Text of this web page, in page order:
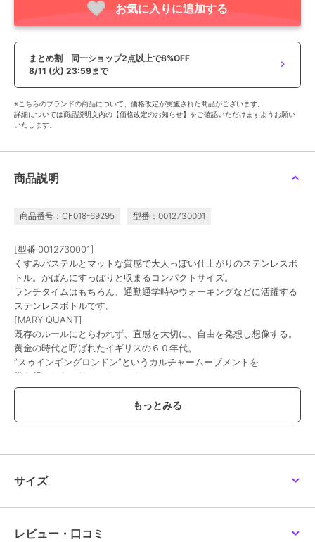
お気に入りに追加する
まとめ割 同一ショップ2点以上で8%OFF
8/11 (火) 23:59まで
※こちらのブランドの商品について、価格改定が実施された商品がございます。
詳細については商品説明文内の【価格改定のお知らせ】をご確認いただけますようお願い
いたします。
商品説明
商品番号：CF018-69295 型番：0012730001
[型番:0012730001]
くすみパステルとマットな質感で大人っぽい仕上がりのステンレスボ
トル。かばんにすっぽりと収まるコンパクトサイズ。
ランチタイムはもちろん、通勤通学時やウォーキングなどに活躍する
ステンレスボトルです。
[MARY QUANT]
既存のルールにとらわれず、直感を大切に、自由を発想し想像する。
黄金の時代と呼ばれたイギリスの６０年代。
”スゥインギングロンドン”というカルチャームーブメントを
巻き起こしたマリー・クヮント。
ロンドンファッションの礎を築き、それまでタブーとされていた
ミニスカートは世界的なブームとなりました。
独創的で好奇心旺盛な考え方は、現代女性の社会進出に
ブランドシンボル「黒いデイジー」
科学の力では咲かせることのできない世界でたった一輪の黒い花。
サイズ
レビュー・口コミ